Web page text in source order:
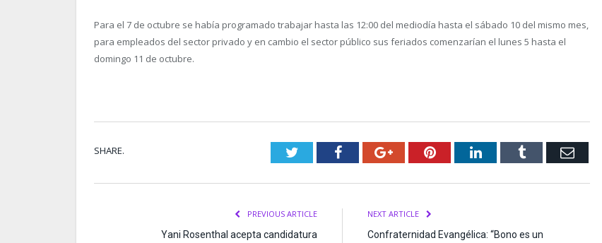
Para el 7 de octubre se había programado trabajar hasta las 12:00 del mediodía hasta el sábado 10 del mismo mes,
para empleados del sector privado y en cambio el sector público sus feriados comenzarían el lunes 5 hasta el
domingo 11 de octubre.
SHARE. TwitterFacebookGoogle+PinterestLinkedInTumblr Email
PREVIOUS ARTICLE
Yani Rosenthal acepta candidatura
NEXT ARTICLE
Confraternidad Evangélica: “Bono es un